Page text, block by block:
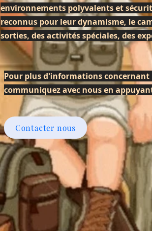
environnements polyvalents et
reconnus pour leur dynamisme, le
sorties, des activités spéciales, des
Pour plus d'informations concernant
communiquez avec nous en
Contacter nous